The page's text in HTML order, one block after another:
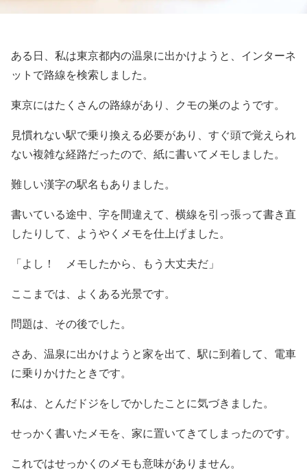
ある日、私は東京都内の温泉に出かけようと、インターネ
ットで路線を検索しました。
東京にはたくさんの路線があり、クモの巣のようです。
見慣れない駅で乗り換える必要があり、すぐ頭で覚えられ
ない複雑な経路だったので、紙に書いてメモしました。
難しい漢字の駅名もありました。
書いている途中、字を間違えて、横線を引っ張って書き直
したりして、ようやくメモを仕上げました。
「よし！ メモしたから、もう大丈夫だ」
ここまでは、よくある光景です。
問題は、その後でした。
さあ、温泉に出かけようと家を出て、駅に到着して、電車
に乗りかけたときです。
私は、とんだドジをしでかしたことに気づきました。
せっかく書いたメモを、家に置いてきてしまったのです。
これではせっかくのメモも意味がありません。